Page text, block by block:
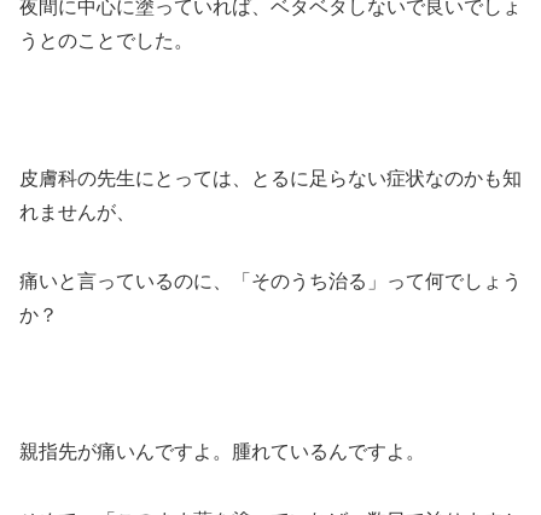
夜間に中心に塗っていれば、ベタベタしないで良いでしょ
うとのことでした。
皮膚科の先生にとっては、とるに足らない症状なのかも知
れませんが、
痛いと言っているのに、「そのうち治る」って何でしょう
か？
親指先が痛いんですよ。腫れているんですよ。